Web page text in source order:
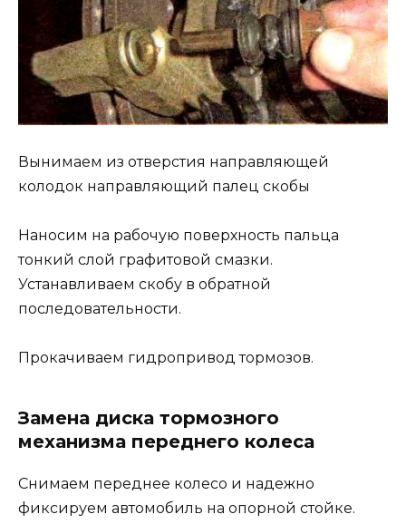
Вынимаем из отверстия направляющей
колодок направляющий палец скобы
Наносим на рабочую поверхность пальца
тонкий слой графитовой смазки.
Устанавливаем скобу в обратной
последовательности.
Прокачиваем гидропривод тормозов.
Замена диска тормозного
механизма переднего колеса
Снимаем переднее колесо и надежно
фиксируем автомобиль на опорной стойке.